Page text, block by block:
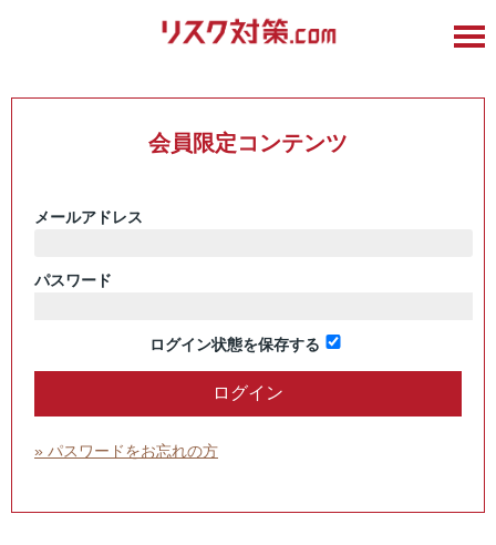
会員限定コンテンツ
メールアドレス
パスワード
ログイン状態を保存する
» パスワードをお忘れの方